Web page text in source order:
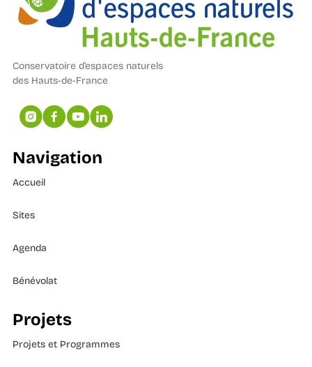
Conservatoire d’espaces naturels
des Hauts-de-France
Navigation
Accueil
Sites
Agenda
Bénévolat
Projets
Projets et Programmes